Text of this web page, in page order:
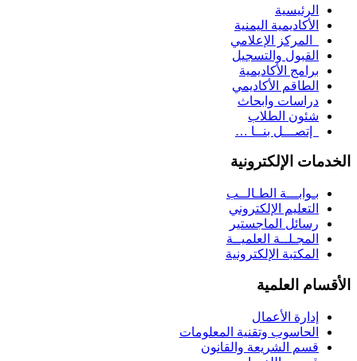
الرئيسية
الأكاديمية اليمنية
المركز الإعلامي
القبول والتسجيل
برامج الأكاديمية
الطاقم الأكاديمي
دراسات وابحاث
شئون الطلاب
إتصـــل بنــا …
الخدمات الإلكترونية
بـوابـــة الطـالــب
التعليم الإلكتروني
رسائل الماجستير
المجـلــة العلميــة
المكتبة الإلكترونية
الأقسام العلمية
إدارة الأعمال
الحاسوب وتقنية المعلومات
قسم الشريعة والقانون